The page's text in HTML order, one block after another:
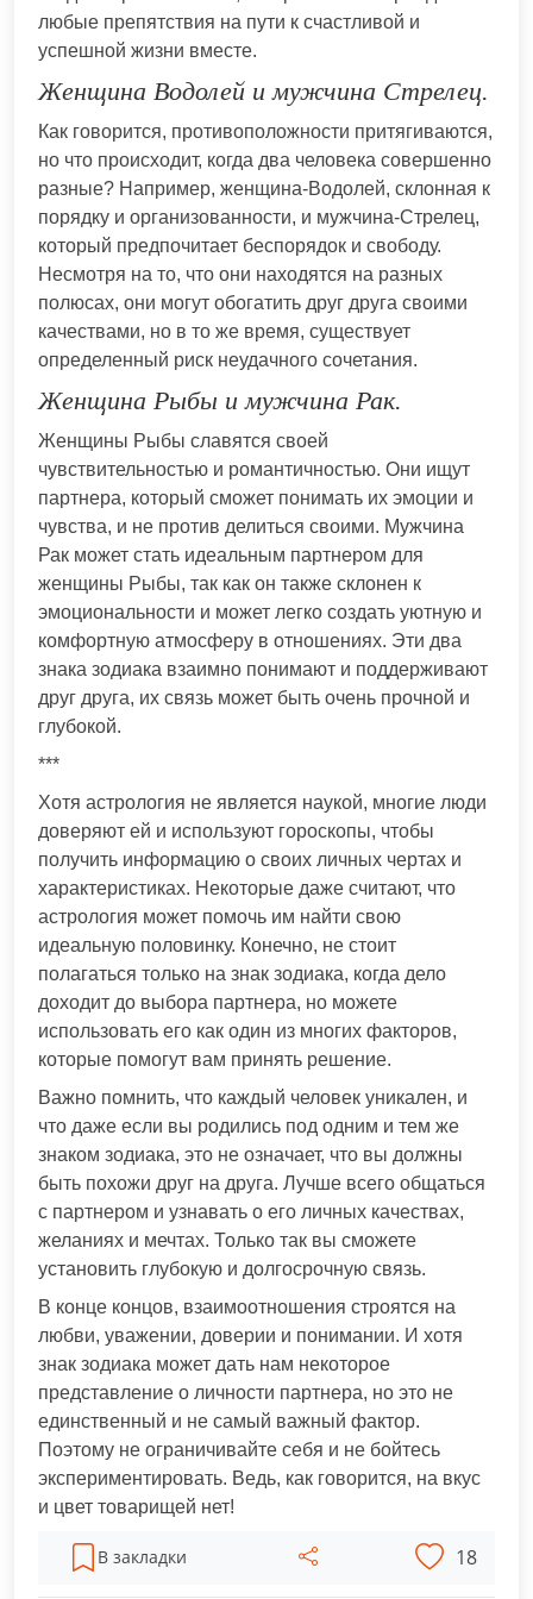
любые препятствия на пути к счастливой и
успешной жизни вместе.
Женщина Водолей и мужчина Стрелец.
Как говорится, противоположности притягиваются,
но что происходит, когда два человека совершенно
разные? Например, женщина-Водолей, склонная к
порядку и организованности, и мужчина-Стрелец,
который предпочитает беспорядок и свободу.
Несмотря на то, что они находятся на разных
полюсах, они могут обогатить друг друга своими
качествами, но в то же время, существует
определенный риск неудачного сочетания.
Женщина Рыбы и мужчина Рак.
Женщины Рыбы славятся своей
чувствительностью и романтичностью. Они ищут
партнера, который сможет понимать их эмоции и
чувства, и не против делиться своими. Мужчина
Рак может стать идеальным партнером для
женщины Рыбы, так как он также склонен к
эмоциональности и может легко создать уютную и
комфортную атмосферу в отношениях. Эти два
знака зодиака взаимно понимают и поддерживают
друг друга, их связь может быть очень прочной и
глубокой.
***
Хотя астрология не является наукой, многие люди
доверяют ей и используют гороскопы, чтобы
получить информацию о своих личных чертах и
характеристиках. Некоторые даже считают, что
астрология может помочь им найти свою
идеальную половинку. Конечно, не стоит
полагаться только на знак зодиака, когда дело
доходит до выбора партнера, но можете
использовать его как один из многих факторов,
которые помогут вам принять решение.
Важно помнить, что каждый человек уникален, и
что даже если вы родились под одним и тем же
знаком зодиака, это не означает, что вы должны
быть похожи друг на друга. Лучше всего общаться
с партнером и узнавать о его личных качествах,
желаниях и мечтах. Только так вы сможете
установить глубокую и долгосрочную связь.
В конце концов, взаимоотношения строятся на
любви, уважении, доверии и понимании. И хотя
знак зодиака может дать нам некоторое
представление о личности партнера, но это не
единственный и не самый важный фактор.
Поэтому не ограничивайте себя и не бойтесь
экспериментировать. Ведь, как говорится, на вкус
и цвет товарищей нет!
В закладки 18